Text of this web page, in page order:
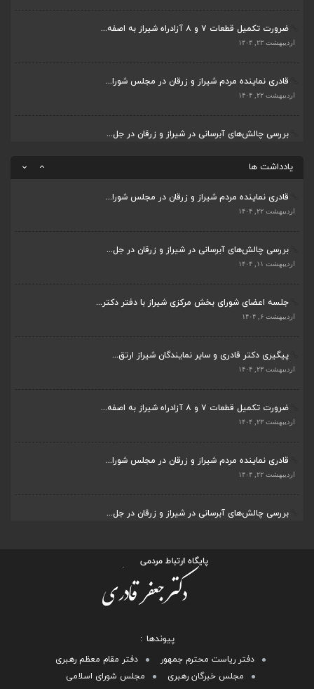
ضرورت تکمیل قطعات ۷ و ۸ آزادراه شیراز به اصفه...
اردیبهشت ۲۳, ۱۴۰۴
قادری نماینده مردم شیراز و زرقان در مجلس شورا...
اردیبهشت ۲۲, ۱۴۰۴
بررسی چالش‌های آبرسانی در شیراز و زرقان در جل...
یادداشت ها
جلسه اعضای شورای بخش مرکزی شیراز با دفتر دکتر...
پیگیری دکتر قادری و سایر نمایندگان شیراز ارتق...
قادری نماینده مردم شیراز و زرقان در مجلس شورا...
اردیبهشت ۲۲, ۱۴۰۴
بررسی چالش‌های آبرسانی در شیراز و زرقان در جل...
اردیبهشت ۱۱, ۱۴۰۴
جلسه اعضای شورای بخش مرکزی شیراز با دفتر دکتر...
اردیبهشت ۶, ۱۴۰۴
پیگیری دکتر قادری و سایر نمایندگان شیراز ارتق...
اردیبهشت ۲۳, ۱۴۰۴
ضرورت تکمیل قطعات ۷ و ۸ آزادراه شیراز به اصفه...
اردیبهشت ۲۳, ۱۴۰۴
قادری نماینده مردم شیراز و زرقان در مجلس شورا...
اردیبهشت ۲۲, ۱۴۰۴
بررسی چالش‌های آبرسانی در شیراز و زرقان در جل...
پیوندها
دفتر ریاست محترم جمهور
دفتر مقام معظم رهبری
مجلس خبرگان رهبری
مجلس شورای اسلامی